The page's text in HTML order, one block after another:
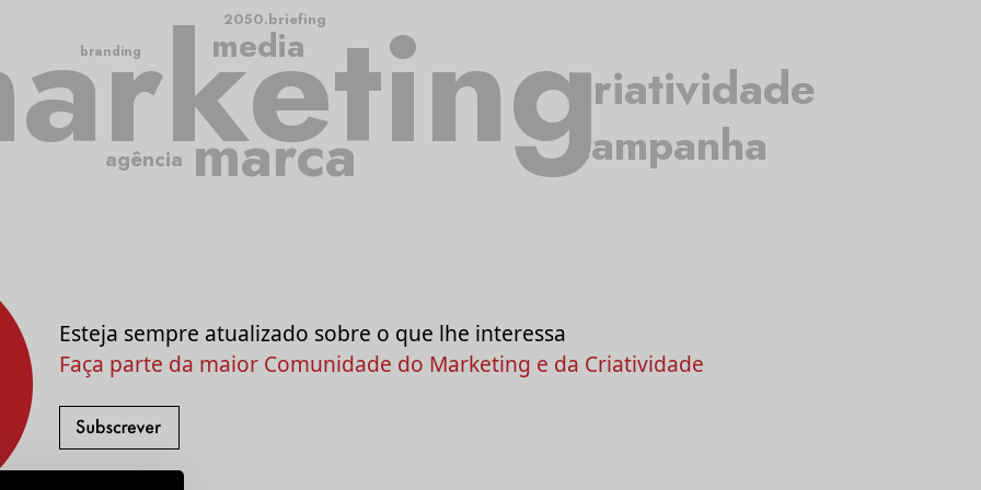
marca
criatividade
campanha
media
agência
2050.briefing
branding
Esteja sempre atualizado sobre o que lhe interessa
Faça parte da maior Comunidade do Marketing e da Criatividade